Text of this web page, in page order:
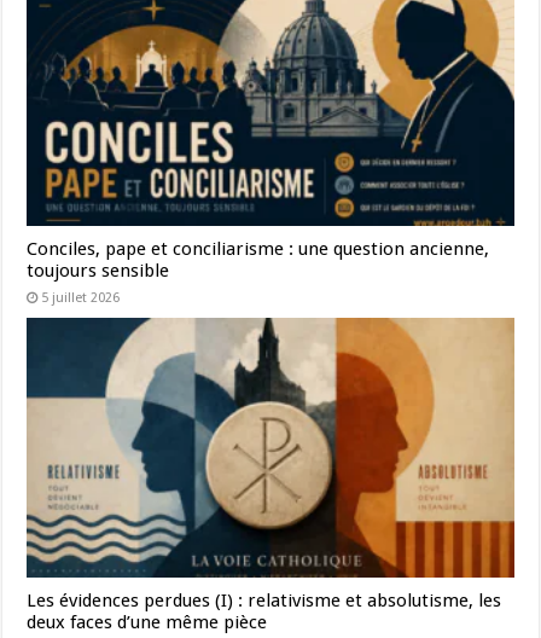
Conciles, pape et conciliarisme : une question ancienne,
toujours sensible
5 juillet 2026
Les évidences perdues (I) : relativisme et absolutisme, les
deux faces d’une même pièce